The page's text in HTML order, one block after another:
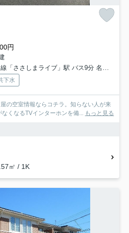
円
」駅 バス9分 名古屋市営「露橋スポーツセンター」 停歩2分
下水
の空室情報ならコチラ。知らない人が来
くなるTVインターホンを備...
もっと見る
㎡ / 1K